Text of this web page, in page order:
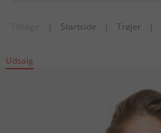
| Startside | Trøjer |
Udsalg